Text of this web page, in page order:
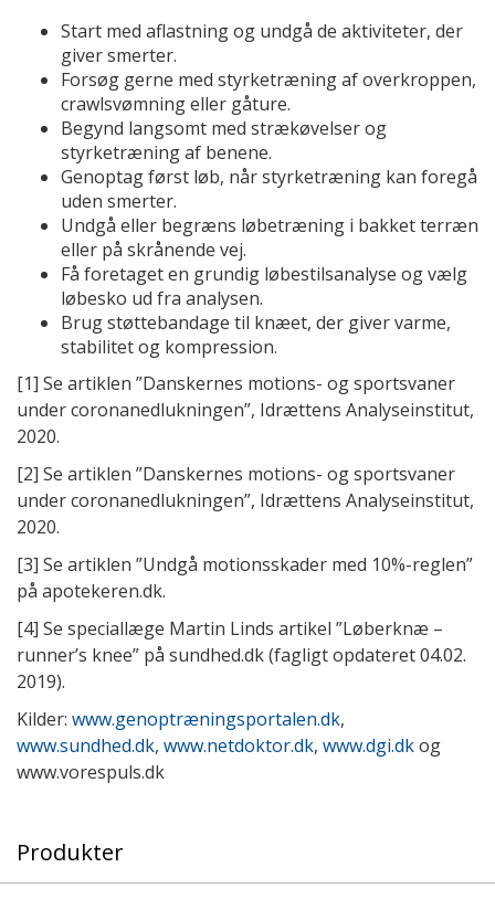
Start med aflastning og undgå de aktiviteter, der
giver smerter.
Forsøg gerne med styrketræning af overkroppen,
crawlsvømning eller gåture.
Begynd langsomt med strækøvelser og
styrketræning af benene.
Genoptag først løb, når styrketræning kan foregå
uden smerter.
Undgå eller begræns løbetræning i bakket terræn
eller på skrånende vej.
Få foretaget en grundig løbestilsanalyse og vælg
løbesko ud fra analysen.
Brug støttebandage til knæet, der giver varme,
stabilitet og kompression.
[1] Se artiklen ”Danskernes motions- og sportsvaner
under coronanedlukningen”, Idrættens Analyseinstitut,
2020.
[2] Se artiklen ”Danskernes motions- og sportsvaner
under coronanedlukningen”, Idrættens Analyseinstitut,
2020.
[3] Se artiklen ”Undgå motionsskader med 10%-reglen”
på apotekeren.dk.
[4] Se speciallæge Martin Linds artikel ”Løberknæ –
runner’s knee” på sundhed.dk (fagligt opdateret 04.02.
2019).
Kilder: www.genoptræningsportalen.dk,
www.sundhed.dk, www.netdoktor.dk, www.dgi.dkog
www.vorespuls.dk
Produkter